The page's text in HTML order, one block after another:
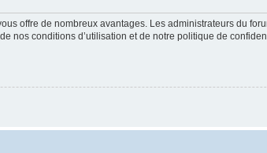
offre de nombreux avantages. Les administrateurs du
nos conditions d’utilisation et de notre politique de